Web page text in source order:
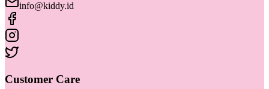
info@kiddy.id
Customer Care